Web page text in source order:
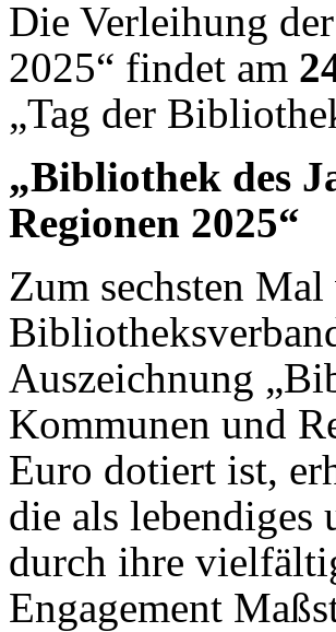
Die Verleihung
2025“ findet am
„Tag der
„Bibliothek des
Regionen 2025“
Zum sechsten
Auszeichnung
Kommunen und
Euro dotiert ist,
die als
durch ihre
Engagement